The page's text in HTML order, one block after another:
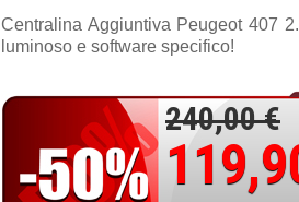
Centralina Aggiuntiva Peugeot 407
luminoso e software specifico!
240,00 €